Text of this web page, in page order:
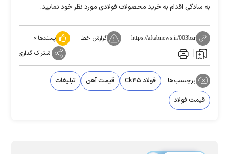
به سادگی اقدام به خرید محصولات فولادی مورد نظر خود نمایید.
https://aftabnews.ir/003bzr گزارش خطا پسندها:۰
اشتراک گذاری
برچسب‌ها: فولاد Ck۴۵ قیمت آهن
تبلیغات
قیمت فولاد